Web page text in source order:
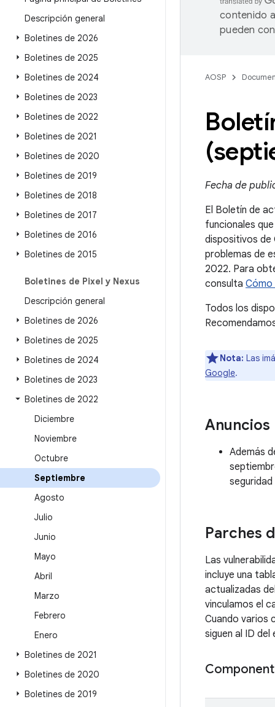
Descripción general
Boletines de 2026
Boletines de 2025
Boletines de 2024
Boletines de 2023
Boletines de 2022
Boletines de 2021
Boletines de 2020
Boletines de 2019
Boletines de 2018
Boletines de 2017
Boletines de 2016
Boletines de 2015
Boletines de Pixel y Nexus
Descripción general
Boletines de 2026
Boletines de 2025
Boletines de 2024
Boletines de 2023
Boletines de 2022
Diciembre
Noviembre
Octubre
Septiembre
Agosto
Julio
Junio
Mayo
Abril
Marzo
Febrero
Enero
Boletines de 2021
Boletines de 2020
Boletines de 2019
contenido
pueden
AOSP
Fecha de
El Boletín de
funcionales
dispositivos de
problemas de
2022. Para
consulta Cómo
Todos los
Nota: Las
Google.
Anuncios
Además
Parches
Las
incluye una
actualizadas
vinculamos el
Cuando varios
siguen al ID del